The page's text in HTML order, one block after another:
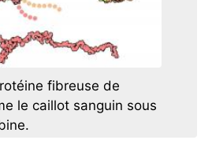
fibreuse de
le caillot sanguin sous